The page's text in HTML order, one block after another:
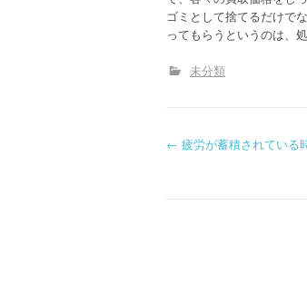
ゴミとして捨てるだけで
ってもらうというのは、
未分類
P
← 疲労が蓄積されている